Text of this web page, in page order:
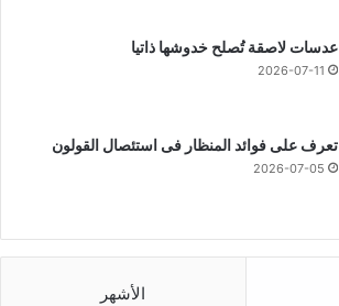
عدسات لاصقة تُصلح خدوشها ذاتيا
2026-07-11
تعرف على فوائد المنظار فى استئصال القولون
2026-07-05
الأشهر